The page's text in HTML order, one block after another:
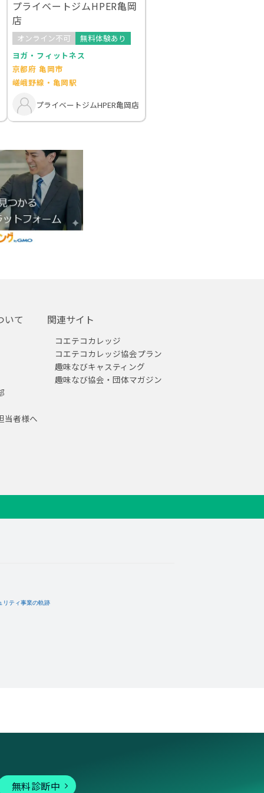
プライベートジムHPER亀岡
店
オンライン不可
無料体験あり
ヨガ・フィットネス
京都府 亀岡市
嵯峨野線・亀岡駅
プライベートジムHPER亀岡店
いて
当者様へ
関連サイト
コエテコカレッジ
コエテコカレッジ協会プラン
趣味なびキャスティング
趣味なび協会・団体マガジン
無料診断中